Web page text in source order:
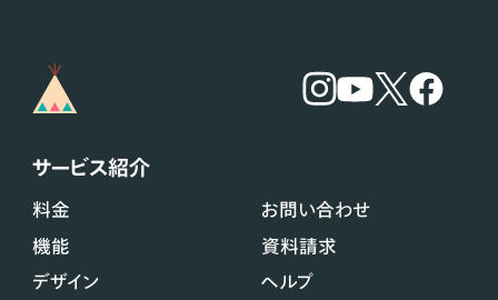
サービス紹介
料金
機能
デザイン
お問い合わせ
資料請求
ヘルプ